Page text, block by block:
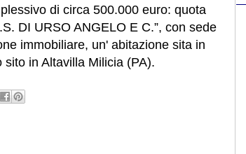
di circa 500.000 euro: quota
DI URSO ANGELO E C.”, con sede
immobiliare, un' abitazione sita in
in Altavilla Milicia (PA).